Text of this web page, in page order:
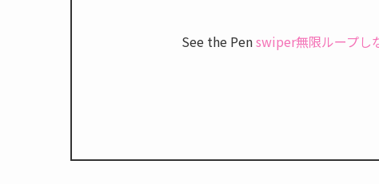
See the Penswiper無限ループし